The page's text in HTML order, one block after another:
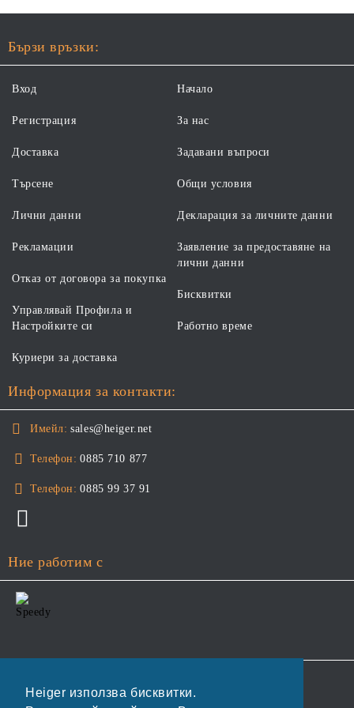
Heiger използва бисквитки.
Бързи връзки:
Вход
Регистрация
Доставка
Търсене
Начало
За нас
Задавани въпроси
Общи условия
Лични данни
Рекламации
Отказ от договора за покупка
Управлявай Профила и
Настройките си
Декларация за личните данни
Заявление за предоставяне на
лични данни
Бисквитки
Работно време
Куриери за доставка
Информация за контакти:
Имейл: sales@heiger.net
Телефон: 0885 710 877
Телефон: 0885 99 37 91
Ние работим с